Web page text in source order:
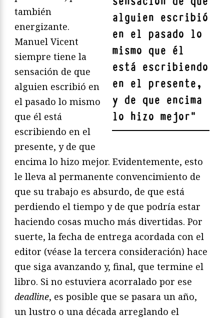
alguien escribió
en el pasado lo
mismo que él
está escribiendo
en el presente,
y de que encima
lo hizo mejor"
también
energizante.
Manuel Vicent
siempre tiene la
sensación de que
alguien escribió en
el pasado lo mismo
que él está
escribiendo en el
presente, y de que
encima lo hizo mejor. Evidentemente, esto
le lleva al permanente convencimiento de
que su trabajo es absurdo, de que está
perdiendo el tiempo y de que podría estar
haciendo cosas mucho más divertidas. Por
suerte, la fecha de entrega acordada con el
editor (véase la tercera consideración) hace
que siga avanzando y, final, que termine el
libro. Si no estuviera acorralado por ese
deadline, es posible que se pasara un año,
un lustro o una década arreglando el